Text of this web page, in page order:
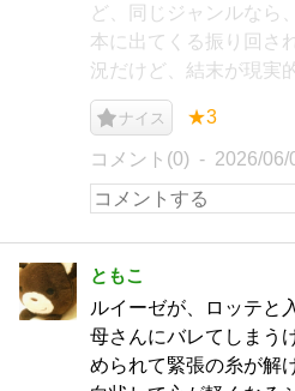
ど、同じジャンルなら
本に出てくる振り回さ
況だけど、結末が現実
ナイス ★3
コメント(0) 2026/06/
ともこ
ルイーゼが、ロッテと
母さんにバレてしまう
められて緊張の糸が解